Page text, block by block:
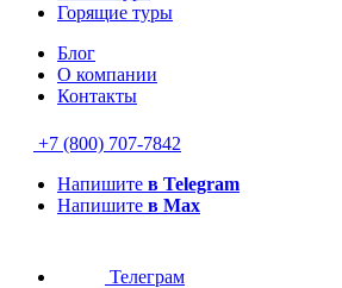
Горящие туры
Блог
О компании
Контакты
+7 (800) 707-7842
Напишите в Telegram
Напишите в Max
Телеграм